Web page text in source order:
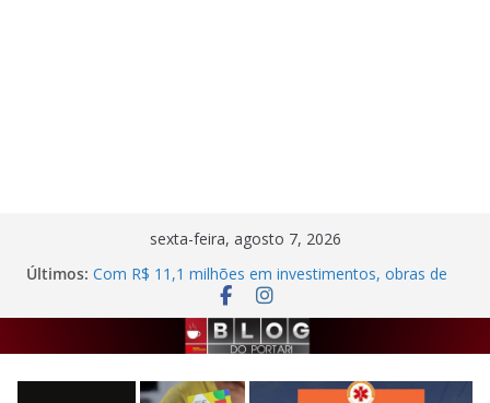
conteúdo
sexta-feira, agosto 7, 2026
Últimos: Com R$ 11,1 milhões em investimentos, obras de
melhoria na ETE de Frutal seguem em ritmo
avançado
Autor de agressão contra trabalhadora do
estacionamento rotativo é preso em Frutal
Semana da Cultura Nordestina